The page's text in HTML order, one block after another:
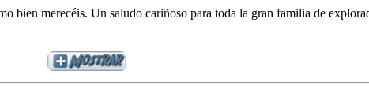
bien merecéis. Un saludo cariñoso para toda la gran familia de